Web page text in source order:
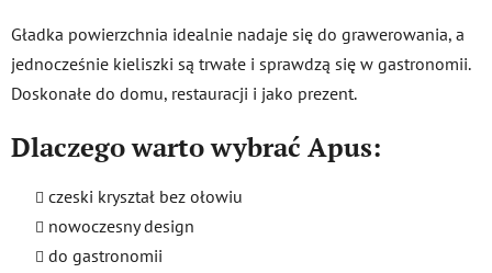
Gładka powierzchnia idealnie nadaje się do grawerowania, a
jednocześnie kieliszki są trwałe i sprawdzą się w gastronomii.
Doskonałe do domu, restauracji i jako prezent.
Dlaczego warto wybrać Apus:
czeski kryształ bez ołowiu
nowoczesny design
do gastronomii